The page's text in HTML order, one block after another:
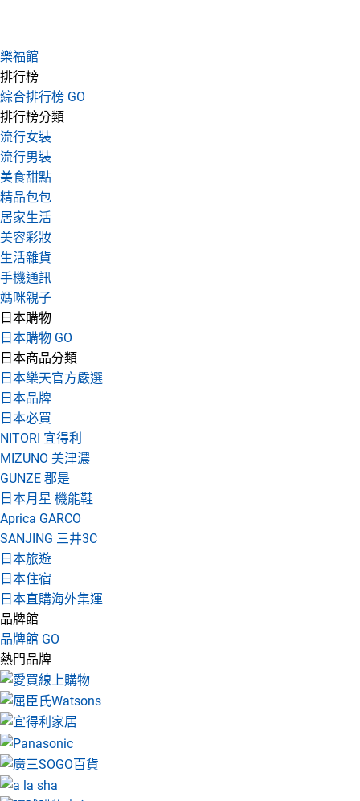
樂福館
排行榜
綜合排行榜 GO
排行榜分類
流行女裝
流行男裝
美食甜點
精品包包
居家生活
美容彩妝
生活雜貨
手機通訊
媽咪親子
日本購物
日本購物 GO
日本商品分類
日本樂天官方嚴選
日本品牌
日本必買
NITORI 宜得利
MIZUNO 美津濃
GUNZE 郡是
日本月星 機能鞋
Aprica GARCO
SANJING 三井3C
日本旅遊
日本住宿
日本直購海外集運
品牌館
品牌館 GO
熱門品牌